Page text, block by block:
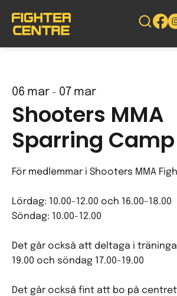
vidare
06 mar - 07 mar
Shooters MMA
Sparring Camp
För medlemmar i Shooters MMA
Lördag: 10.00-12.00 och 16.00-18.00
Söndag: 10.00-12.00
Det går också att deltaga i
19.00 och söndag 17.00-19.00
Det går också fint att bo på